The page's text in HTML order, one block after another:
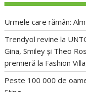
Urmele care rămân:
Trendyol revine la
Gina, Smiley și Theo
premieră la Fashion
Peste 100 000 de